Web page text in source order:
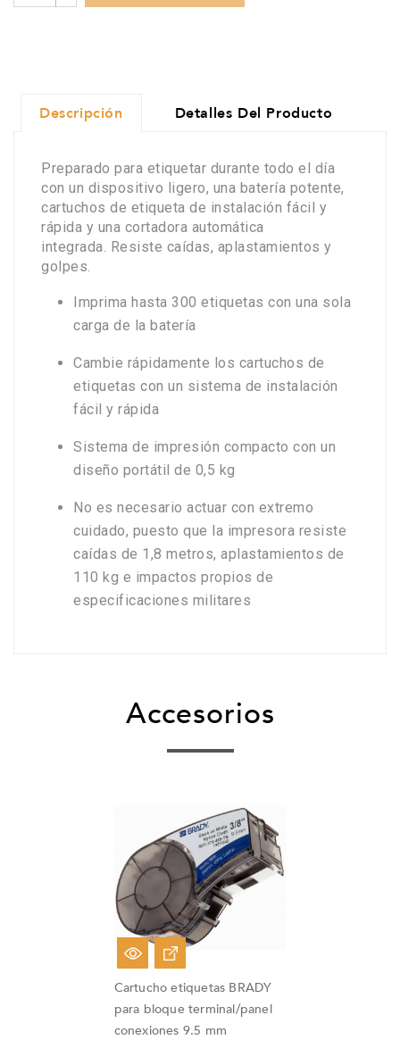
Descripción Detalles Del Producto
Preparado para etiquetar durante todo el día
con un dispositivo ligero, una batería potente,
cartuchos de etiqueta de instalación fácil y
rápida y una cortadora automática
integrada. Resiste caídas, aplastamientos y
golpes
Imprima hasta 300 etiquetas con una sola
carga de la batería
Cambie rápidamente los cartuchos de
etiquetas con un sistema de instalación
fácil y rápida
Sistema de impresión compacto con un
diseño portátil de 0,5 kg
No es necesario actuar con extremo
cuidado, puesto que la impresora resiste
caídas de 1,8 metros, aplastamientos de
110 kg e impactos propios de
especificaciones militares
Accesorios
Cartucho etiquetas BRADY
para bloque terminal/panel
conexiones 9.5 mm